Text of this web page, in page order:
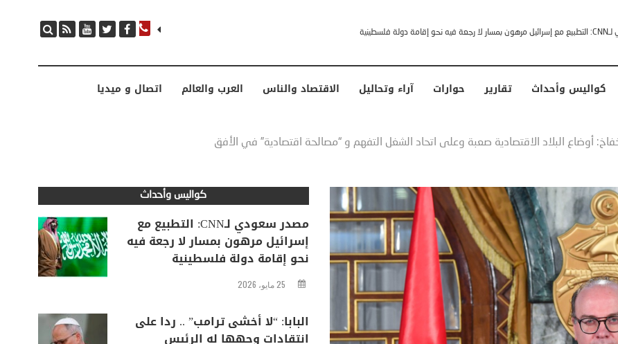
مصدر سعودي لـCNN: التطبيع مع إسرائيل مرهون بمسار لا رجعة فيه نحو إقامة دولة فلسطينية ترامب” .. ردا على انتقادات وجهها له الرئيس الأمريكي
كواليس وأحداث تقارير حوارات آراء وتحاليل الاقتصاد والناس العرب والعالم اتصال و ميديا
أوضاع البلاد الاقتصادية صعبة وعلى اتحاد الشغل التفهم و “مصالحة اقتصادية” في الأفق
كواليس وأحداث
مصدر سعودي لـCNN: التطبيع مع
إسرائيل مرهون بمسار لا رجعة فيه
نحو إقامة دولة فلسطينية
25 مايو، 2026
البابا: “لا أخشى ترامب” .. ردا على
انتقادات وجهها له الرئيس